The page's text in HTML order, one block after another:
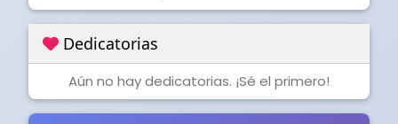
Dedicatorias
Aún no hay dedicatorias. ¡Sé el primero!